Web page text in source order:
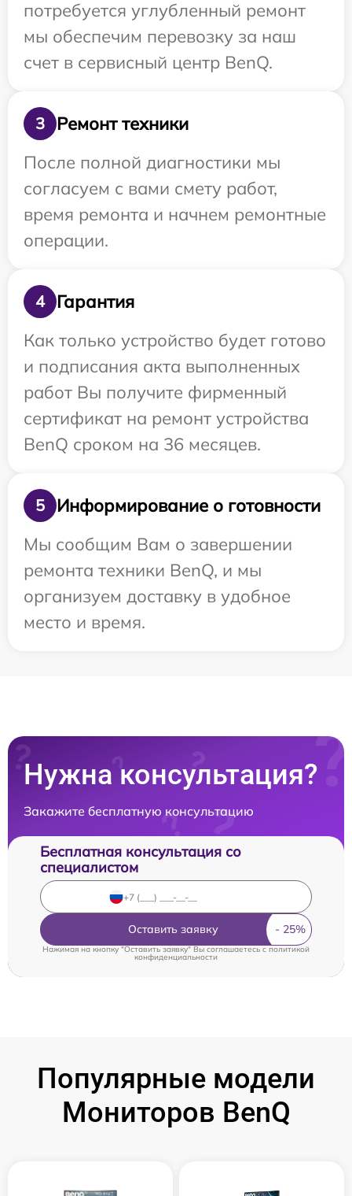
потребуется углубленный ремонт
мы обеспечим перевозку за наш
счет в сервисный центр BenQ.
3
Ремонт техники
После полной диагностики мы
согласуем с вами смету работ,
время ремонта и начнем ремонтные
операции.
4
Гарантия
Как только устройство будет готово
и подписания акта выполненных
работ Вы получите фирменный
сертификат на ремонт устройства
BenQ сроком на 36 месяцев.
5
Информирование о готовности
Мы сообщим Вам о завершении
ремонта техники BenQ, и мы
организуем доставку в удобное
место и время.
Нужна консультация?
Закажите бесплатную консультацию
Бесплатная консультация со
специалистом
Оставить заявку
Нажимая на кнопку "Оставить заявку" Вы соглашаетесь cполитикой
конфиденциальности
Популярные модели
Мониторов BenQ